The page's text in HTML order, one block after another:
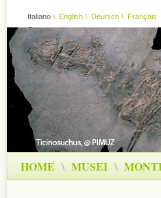
Italiano \ English \ Deutsch \ Français
HOME \ MUSEI \